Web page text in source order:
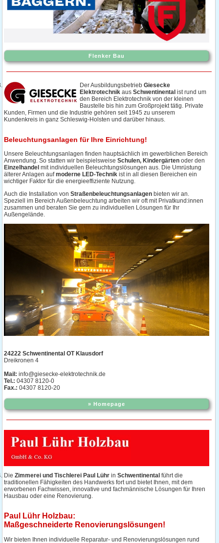
Flenker Bau
Der Ausbildungsbetrieb Giesecke
Elektrotechnikaus Schwentinental ist rund um
den Bereich Elektrotechnik von der kleinen
Baustelle bis hin zum Großprojekt tätig. Private
Kunden, Firmen und die Industrie gehören seit 1945 zu unserem
Kundenkreis in ganz Schleswig-Holsten und darüber hinaus.
Beleuchtungsanlagen für Ihre Einrichtung!
Unsere Beleuchtungsanlagen finden hauptsächlich im gewerblichen Bereich
Anwendung. So statten wir beispielsweise Schulen, Kindergärtenoder den
Einzelhandel mit individuellen Beleuchtungslösungen aus. Die Umrüstung
älterer Anlagen aufmoderne LED-Technikist in all diesen Bereichen ein
wichtiger Faktor für die energieeffiziente Nutzung.
Auch die Installation von Straßenbeleuchtungsanlagenbieten wir an.
Speziell im Bereich Außenbeleuchtung arbeiten wir oft mit Privatkund:innen
zusammen und beraten Sie gern zu individuellen Lösungen für Ihr
Außengelände.
24222 Schwentinental OT Klausdorf
Dreikronen 4
Mail: info@giesecke-elektrotechnik.de
Tel.: 04307 8120-0
Fax.: 04307 8120-20
» Homepage
Die Zimmerei und Tischlerei Paul Lührin Schwentinental führt die
traditionellen Fähigkeiten des Handwerks fort und bietet Ihnen, mit dem
erworbenen Fachwissen, innovative und fachmännische Lösungen für Ihren
Hausbau oder eine Renovierung.
Paul Lühr Holzbau:
Maßgeschneiderte Renovierungslösungen!
Wir bieten Ihnen individuelle Reparatur- und Renovierungslösungen rund